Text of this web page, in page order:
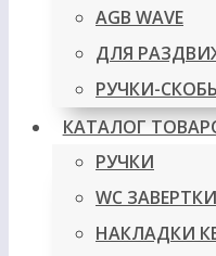
AGB WAVE
ДЛЯ
РУЧКИ-
КАТАЛОГ
РУЧКИ
WC
НАКЛАДКИ